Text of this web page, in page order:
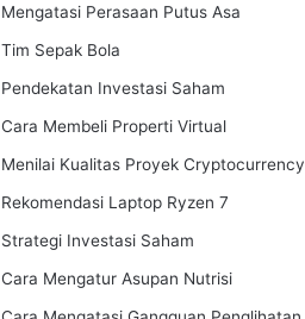
Mengatasi Perasaan Putus Asa
Tim Sepak Bola
Pendekatan Investasi Saham
Cara Membeli Properti Virtual
Menilai Kualitas Proyek Cryptocurrency
Rekomendasi Laptop Ryzen 7
Strategi Investasi Saham
Cara Mengatur Asupan Nutrisi